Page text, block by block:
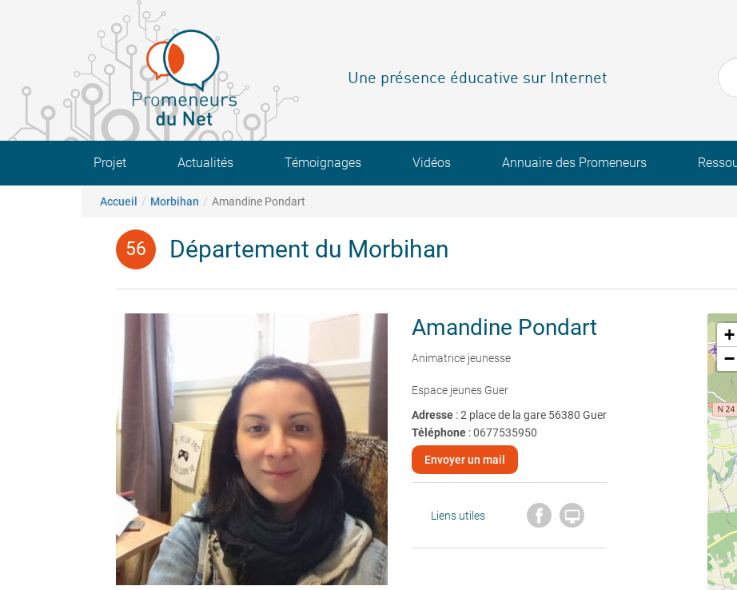
Une présence éducative sur Internet
Main navigation
Projet Actualités Témoignages Vidéos Annuaire des Promeneurs
Fil d'Ariane
Accueil Morbihan Amandine Pondart
Département du Morbihan
Amandine Pondart
Animatrice jeunesse
Espace jeunes Guer
Adresse : 2 place de la gare 56380 Guer
Téléphone:0677535950
Envoyer un mail
Liens utiles 
+
−